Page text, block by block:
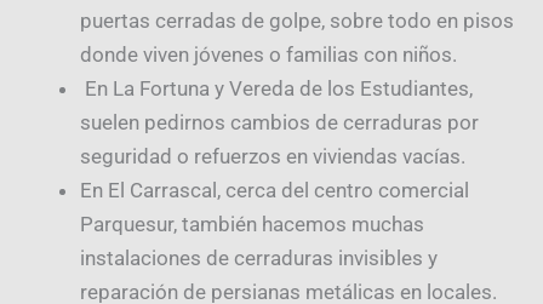
puertas cerradas de golpe, sobre todo en pisos
donde viven jóvenes o familias con niños.
En La Fortuna y Vereda de los Estudiantes,
suelen pedirnos cambios de cerraduras por
seguridad o refuerzos en viviendas vacías.
En El Carrascal, cerca del centro comercial
Parquesur, también hacemos muchas
instalaciones de cerraduras invisibles y
reparación de persianas metálicas en locales.